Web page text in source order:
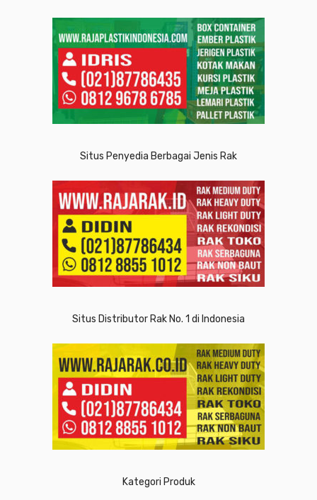
Situs Penyedia Berbagai Jenis Rak
Situs Distributor Rak No. 1 di Indonesia
Kategori Produk